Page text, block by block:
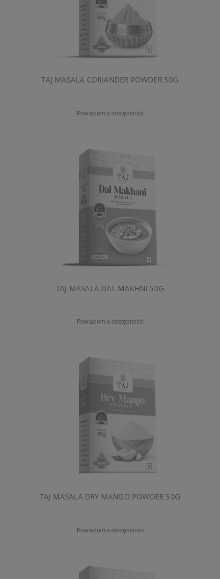
TAJ MASALA CORIANDER POWDER 50G
Powiadom o dostępności
TAJ MASALA DAL MAKHNI 50G
Powiadom o dostępności
TAJ MASALA DRY MANGO POWDER 50G
Powiadom o dostępności